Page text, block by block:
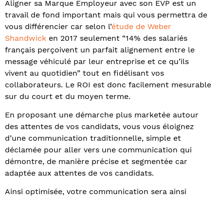
Aligner sa Marque Employeur avec son EVP est un
travail de fond important mais qui vous permettra de
vous différencier car selon l’étude de Weber
Shandwick en 2017 seulement “14% des salariés
français perçoivent un parfait alignement entre le
message véhiculé par leur entreprise et ce qu’ils
vivent au quotidien” tout en fidélisant vos
collaborateurs. Le ROI est donc facilement mesurable
sur du court et du moyen terme.
En proposant une démarche plus marketée autour
des attentes de vos candidats, vous vous éloignez
d’une communication traditionnelle, simple et
déclamée pour aller vers une communication qui
démontre, de manière précise et segmentée car
adaptée aux attentes de vos candidats.
Ainsi optimisée, votre communication sera ainsi